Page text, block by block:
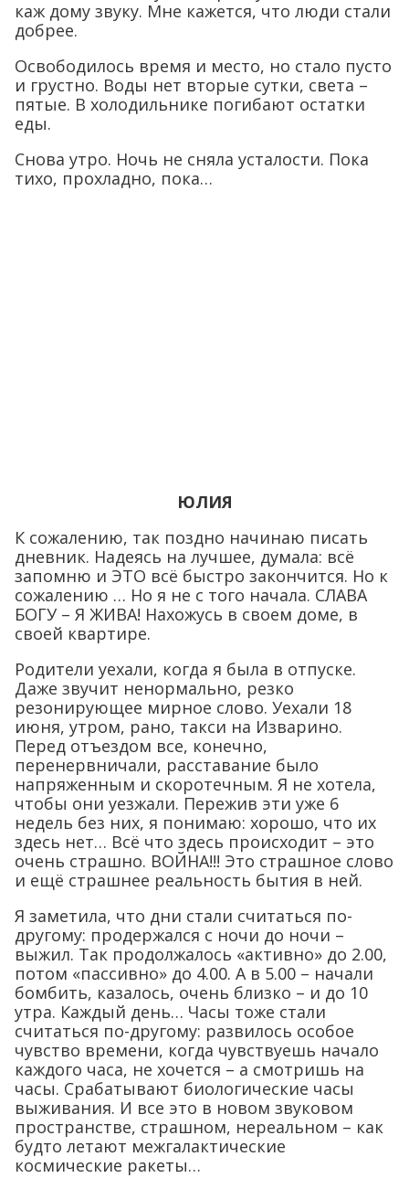
каж дому звуку. Мне кажется, что люди стали
добрее.
Освободилось время и место, но стало пусто
и грустно. Воды нет вторые сутки, света –
пятые. В холодильнике погибают остатки
еды.
Снова утро. Ночь не сняла усталости. Пока
тихо, прохладно, пока…
ЮЛИЯ
К сожалению, так поздно начинаю писать
дневник. Надеясь на лучшее, думала: всё
запомню и ЭТО всё быстро закончится. Но к
сожалению … Но я не с того начала. СЛАВА
БОГУ – Я ЖИВА! Нахожусь в своем доме, в
своей квартире.
Родители уехали, когда я была в отпуске.
Даже звучит ненормально, резко
резонирующее мирное слово. Уехали 18
июня, утром, рано, такси на Изварино.
Перед отъездом все, конечно,
перенервничали, расставание было
напряженным и скоротечным. Я не хотела,
чтобы они уезжали. Пережив эти уже 6
недель без них, я понимаю: хорошо, что их
здесь нет… Всё что здесь происходит – это
очень страшно. ВОЙНА!!! Это страшное слово
и ещё страшнее реальность бытия в ней.
Я заметила, что дни стали считаться по-
другому: продержался с ночи до ночи –
выжил. Так продолжалось «активно» до 2.00,
потом «пассивно» до 4.00. А в 5.00 – начали
бомбить, казалось, очень близко – и до 10
утра. Каждый день… Часы тоже стали
считаться по-другому: развилось особое
чувство времени, когда чувствуешь начало
каждого часа, не хочется – а смотришь на
часы. Срабатывают биологические часы
выживания. И все это в новом звуковом
пространстве, страшном, нереальном – как
будто летают межгалактические
космические ракеты…